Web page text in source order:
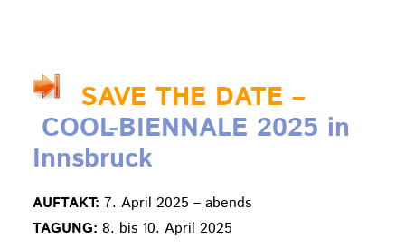
SAVE THE DATE –
COOL-BIENNALE 2025 in
Innsbruck
AUFTAKT: 7. April 2025 – abends
TAGUNG: 8. bis 10. April 2025